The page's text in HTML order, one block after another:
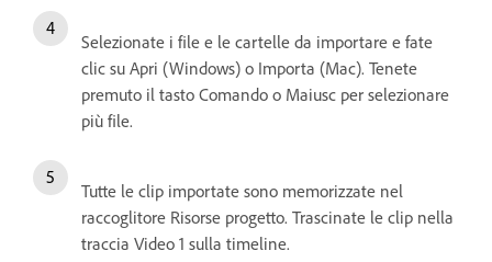
Selezionate i file e le cartelle da importare e fate
clic su Apri (Windows) o Importa (Mac). Tenete
premuto il tasto Comando o Maiusc per selezionare
più file.
Tutte le clip importate sono memorizzate nel
raccoglitore Risorse progetto. Trascinate le clip nella
traccia Video 1 sulla timeline.